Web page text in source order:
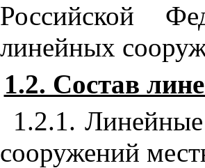
Российской
линейных
1.2. Состав
1.2.1.
сооружений